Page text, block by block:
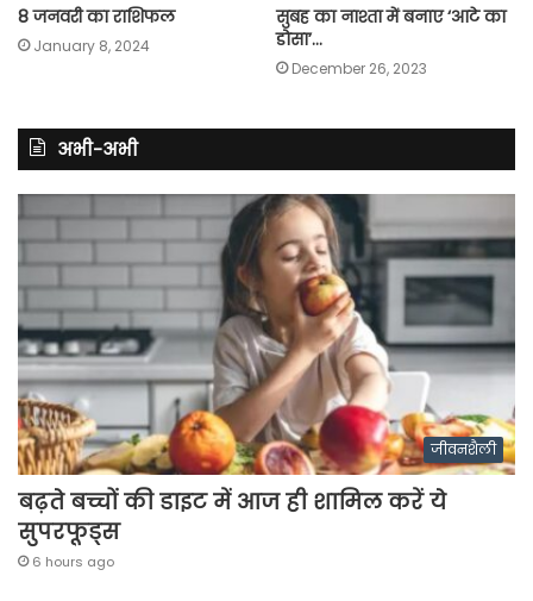
8 जनवरी का राशिफल
January 8, 2024
सुबह का नाश्ता में बनाए ‘आटे का
डोसा’…
December 26, 2023
अभी-अभी
जीवनशैली
बढ़ते बच्चों की डाइट में आज ही शामिल करें ये
सुपरफूड्स
6 hours ago